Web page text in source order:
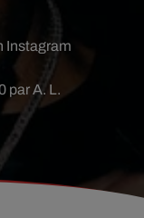
par A. L.
Instagram